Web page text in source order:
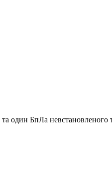
один БпЛа невстановленого